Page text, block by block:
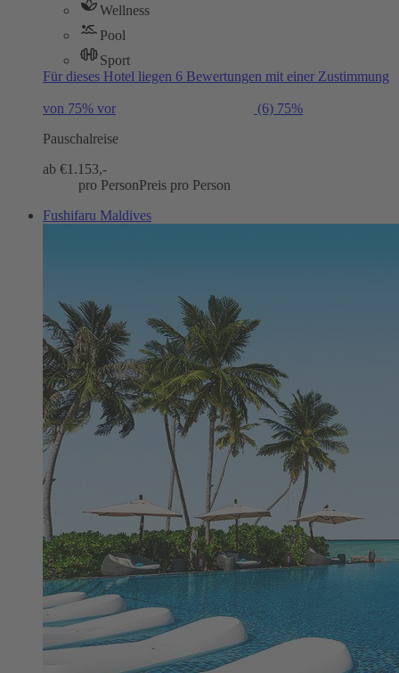
Wellness
Pool
Sport
Für dieses Hotel liegen 6 Bewertungen mit einer Zustimmung
von 75% vor (6) 75%
Pauschalreise
ab €1.153,-
pro PersonPreis pro Person
Fushifaru Maldives